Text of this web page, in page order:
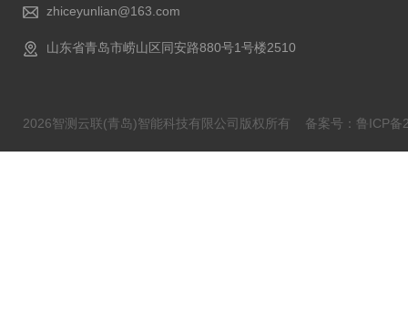
zhiceyunlian@163.com
山东省青岛市崂山区同安路880号1号楼2510
2026智测云联(青岛)智能科技有限公司版权所有 备案号：鲁ICP